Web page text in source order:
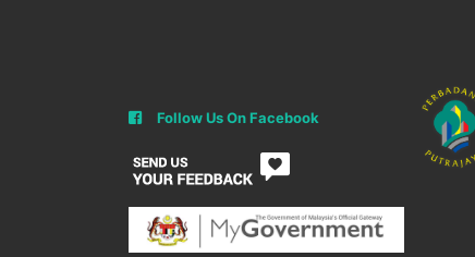
Follow Us On Facebook